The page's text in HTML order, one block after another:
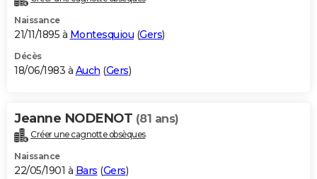
Naissance
21/11/1895 à Montesquiou (Gers)
Décès
18/06/1983 à Auch (Gers)
Jeanne NODENOT (81 ans)
Créer une cagnotte obsèques
Naissance
22/05/1901 à Bars (Gers)